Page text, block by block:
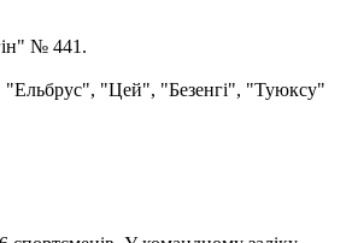
№ 441.
"Ельбрус", "Цей", "Безенгі", "Туюксу"